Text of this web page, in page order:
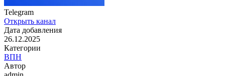
Telegram
Открыть канал
Дата добавления
26.12.2025
Категории
️ВПН
Автор